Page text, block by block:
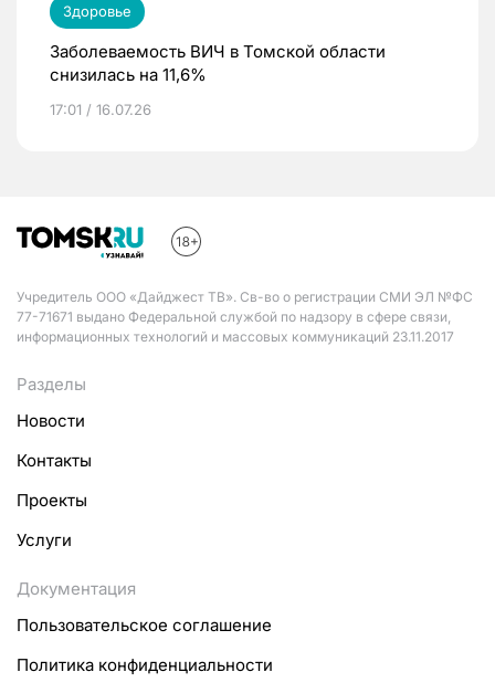
Здоровье
Заболеваемость ВИЧ в Томской области
снизилась на 11,6%
17:01 / 16.07.26
Учредитель ООО «Дайджест ТВ». Св-во о регистрации СМИ ЭЛ №ФС
77-71671 выдано Федеральной службой по надзору в сфере связи,
информационных технологий и массовых коммуникаций 23.11.2017
Разделы
Новости
Контакты
Проекты
Услуги
Документация
Пользовательское соглашение
Политика конфиденциальности